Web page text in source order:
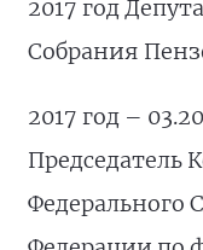
2017 год
Собрания
2017 год –
Председатель
Федерального